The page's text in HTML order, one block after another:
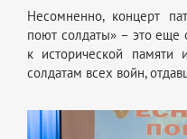
Несомненно, концерт
поют солдаты» – это еще
к исторической памяти
солдатам всех войн,